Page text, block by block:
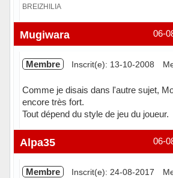
BREIZHILIA
Hors ligne 06-
Mugiwara
Membre Inscrit(e): 13-10-2008
Comme je disais dans l'autre sujet,
encore très fort.
Tout dépend du style de jeu du joueur.
Hors ligne 06-
Alpa35
Membre Inscrit(e): 24-08-2017